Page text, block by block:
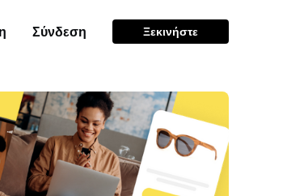
Σύνδεση Ξεκινήστε